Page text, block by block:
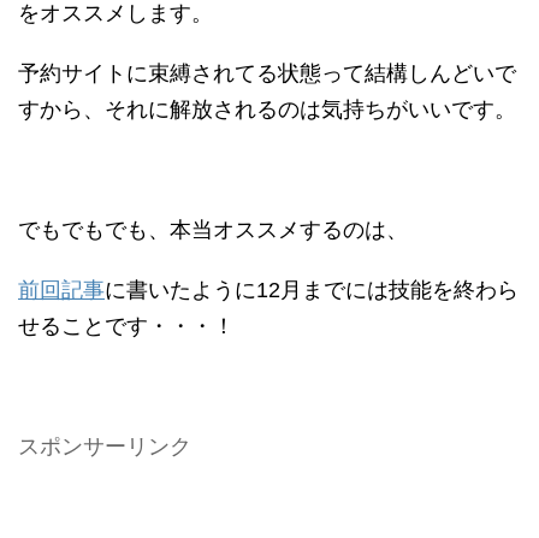
をオススメします。
予約サイトに束縛されてる状態って結構しんどいで
すから、それに解放されるのは気持ちがいいです。
でもでもでも、本当オススメするのは、
前回記事に書いたように12月までには技能を終わら
せることです・・・！
スポンサーリンク